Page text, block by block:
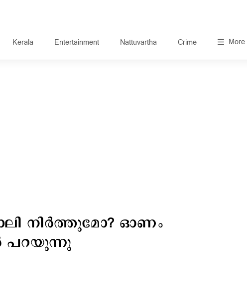
Kerala Entertainment Nattuvartha Crime More
നിര്‍ത്തുമോ? ഓണം
പറയുന്നു